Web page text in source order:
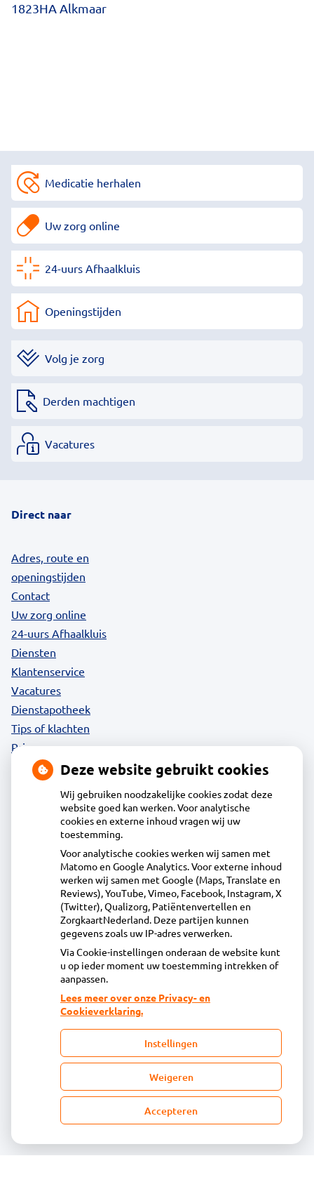
1823HA Alkmaar
Medicatie herhalen
Uw zorg online
24-uurs Afhaalkluis
Openingstijden
Volg je zorg
Derden machtigen
Vacatures
Direct naar
Adres, route en
openingstijden
Contact
Uw zorg online
24-uurs Afhaalkluis
Diensten
Klantenservice
Vacatures
Dienstapotheek
Tips of klachten
Privacy
Acdapha Apotheek Oudorp
Oudorperplein 14 1823HA Alkmaar
072-5125446
info@apotheekoudorp.nl
Inschrijven
Centrale administratie
Heeft u vragen of opmerkingen over uw
toegestuurde rekening van de apotheek?
declaratie@acdaphagroep.nl
onze
facebook
Deze website gebruikt cookies
Wij gebruiken noodzakelijke cookies zodat deze
website goed kan werken. Voor analytische
cookies en externe inhoud vragen wij uw
toestemming.
Voor analytische cookies werken wij samen met
Matomo en Google Analytics. Voor externe inhoud
werken wij samen met Google (Maps, Translate en
Reviews), YouTube, Vimeo, Facebook, Instagram, X
(Twitter), Qualizorg, Patiëntenvertellen en
ZorgkaartNederland. Deze partijen kunnen
gegevens zoals uw IP-adres verwerken.
Via Cookie-instellingen onderaan de website kunt
u op ieder moment uw toestemming intrekken of
aanpassen.
Lees meer over onze Privacy- en
Cookieverklaring.
Instellingen
Weigeren
Accepteren